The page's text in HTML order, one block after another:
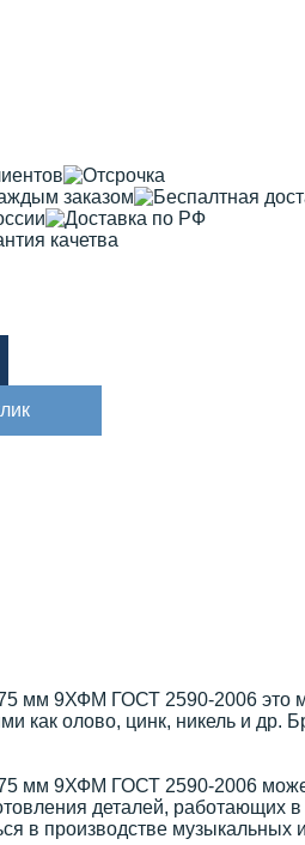
заказом
мм 9ХФМ ГОСТ 2590-2006 это
как олово, цинк, никель и
мм 9ХФМ ГОСТ 2590-2006
деталей, работающих
в производстве музыкальных